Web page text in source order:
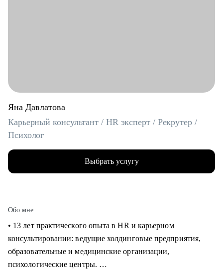
Яна Давлатова
Карьерный консультант / HR эксперт / Рекрутер /
Психолог
Выбрать услугу
Обо мне
• 13 лет практического опыта в HR и карьерном
консультировании: ведущие холдинговые предприятия,
образовательные и медицинские организации,
психологические центры.